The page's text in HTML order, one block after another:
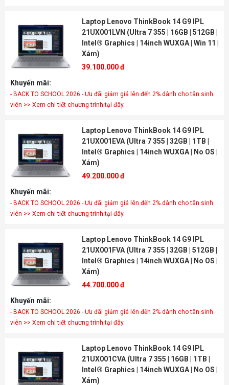
Laptop Lenovo ThinkBook 14 G9 IPL
21UX001LVN (Ultra 7 355 | 16GB | 512GB |
Intel® Graphics | 14inch WUXGA | Win 11 |
Xám)
39.100.000 đ
Khuyến mãi:
- BACK TO SCHOOL 2026 - Ưu đãi giảm giá lên đến 2% dành cho tân sinh
viên >> Xem chi tiết chương trình tại đây.
Laptop Lenovo ThinkBook 14 G9 IPL
21UX001EVA (Ultra 7 355 | 32GB | 1TB |
Intel® Graphics | 14inch WUXGA | No OS |
Xám)
49.200.000 đ
Khuyến mãi:
- BACK TO SCHOOL 2026 - Ưu đãi giảm giá lên đến 2% dành cho tân sinh
viên >> Xem chi tiết chương trình tại đây.
Laptop Lenovo ThinkBook 14 G9 IPL
21UX001FVA (Ultra 7 355 | 32GB | 512GB |
Intel® Graphics | 14inch WUXGA | No OS |
Xám)
44.700.000 đ
Khuyến mãi:
- BACK TO SCHOOL 2026 - Ưu đãi giảm giá lên đến 2% dành cho tân sinh
viên >> Xem chi tiết chương trình tại đây.
Laptop Lenovo ThinkBook 14 G9 IPL
21UX001CVA (Ultra 7 355 | 16GB | 1TB |
Intel® Graphics | 14inch WUXGA | No OS |
Xám)